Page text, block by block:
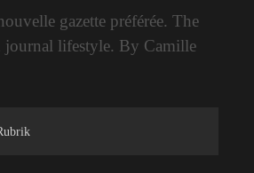
gazette préférée. The
lifestyle. By Camille